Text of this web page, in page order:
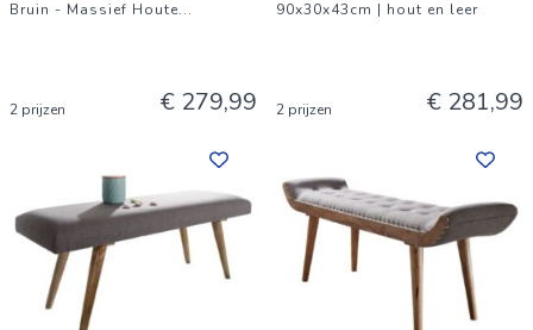
Bruin - Massief Houte...
2 prijzen € 279,99
90x30x43cm | hout en leer
2 prijzen € 281,99